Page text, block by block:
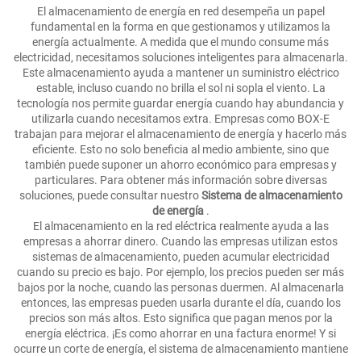
El almacenamiento de energía en red desempeña un papel
fundamental en la forma en que gestionamos y utilizamos la
energía actualmente. A medida que el mundo consume más
electricidad, necesitamos soluciones inteligentes para almacenarla.
Este almacenamiento ayuda a mantener un suministro eléctrico
estable, incluso cuando no brilla el sol ni sopla el viento. La
tecnología nos permite guardar energía cuando hay abundancia y
utilizarla cuando necesitamos extra. Empresas como BOX-E
trabajan para mejorar el almacenamiento de energía y hacerlo más
eficiente. Esto no solo beneficia al medio ambiente, sino que
también puede suponer un ahorro económico para empresas y
particulares. Para obtener más información sobre diversas
soluciones, puede consultar nuestroSistema de almacenamiento
de energía .
El almacenamiento en la red eléctrica realmente ayuda a las
empresas a ahorrar dinero. Cuando las empresas utilizan estos
sistemas de almacenamiento, pueden acumular electricidad
cuando su precio es bajo. Por ejemplo, los precios pueden ser más
bajos por la noche, cuando las personas duermen. Al almacenarla
entonces, las empresas pueden usarla durante el día, cuando los
precios son más altos. Esto significa que pagan menos por la
energía eléctrica. ¡Es como ahorrar en una factura enorme! Y si
ocurre un corte de energía, el sistema de almacenamiento mantiene